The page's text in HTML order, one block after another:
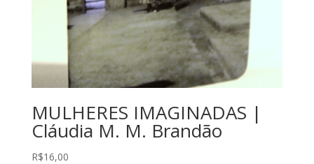
MULHERES IMAGINADAS |
Cláudia M. M. Brandão
R$16,00